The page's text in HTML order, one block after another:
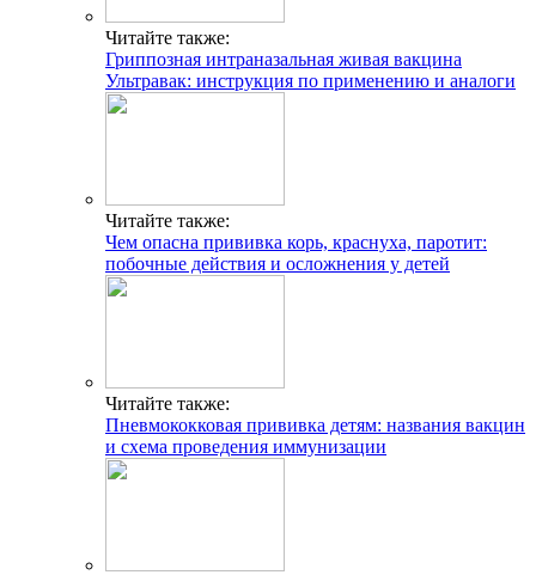
Читайте также:
Гриппозная интраназальная живая вакцина
Ультравак: инструкция по применению и аналоги
Читайте также:
Чем опасна прививка корь, краснуха, паротит:
побочные действия и осложнения у детей
Читайте также:
Пневмококковая прививка детям: названия вакцин
и схема проведения иммунизации